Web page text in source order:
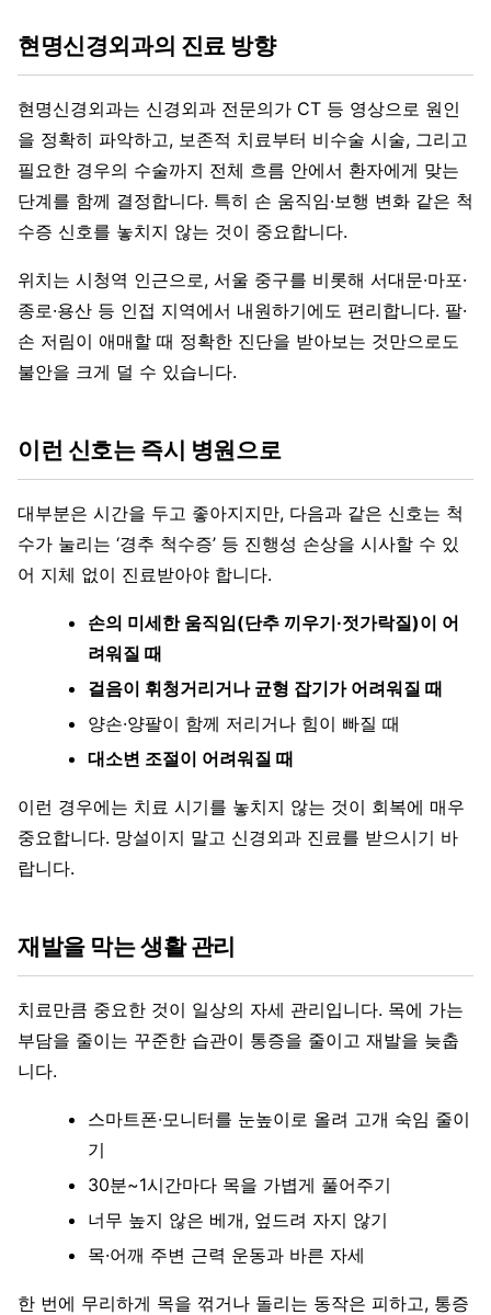
현명신경외과의 진료 방향
현명신경외과는 신경외과 전문의가 CT 등 영상으로 원인
을 정확히 파악하고, 보존적 치료부터 비수술 시술, 그리고
필요한 경우의 수술까지 전체 흐름 안에서 환자에게 맞는
단계를 함께 결정합니다. 특히 손 움직임·보행 변화 같은 척
수증 신호를 놓치지 않는 것이 중요합니다.
위치는 시청역 인근으로, 서울 중구를 비롯해 서대문·마포·
종로·용산 등 인접 지역에서 내원하기에도 편리합니다. 팔·
손 저림이 애매할 때 정확한 진단을 받아보는 것만으로도
불안을 크게 덜 수 있습니다.
이런 신호는 즉시 병원으로
대부분은 시간을 두고 좋아지지만, 다음과 같은 신호는 척
수가 눌리는 ‘경추 척수증’ 등 진행성 손상을 시사할 수 있
어 지체 없이 진료받아야 합니다.
손의 미세한 움직임(단추 끼우기·젓가락질)이 어
려워질 때
걸음이 휘청거리거나 균형 잡기가 어려워질 때
양손·양팔이 함께 저리거나 힘이 빠질 때
대소변 조절이 어려워질 때
이런 경우에는 치료 시기를 놓치지 않는 것이 회복에 매우
중요합니다. 망설이지 말고 신경외과 진료를 받으시기 바
랍니다.
재발을 막는 생활 관리
치료만큼 중요한 것이 일상의 자세 관리입니다. 목에 가는
부담을 줄이는 꾸준한 습관이 통증을 줄이고 재발을 늦춥
니다.
스마트폰·모니터를 눈높이로 올려 고개 숙임 줄이
기
30분~1시간마다 목을 가볍게 풀어주기
너무 높지 않은 베개, 엎드려 자지 않기
목·어깨 주변 근력 운동과 바른 자세
한 번에 무리하게 목을 꺾거나 돌리는 동작은 피하고, 통증